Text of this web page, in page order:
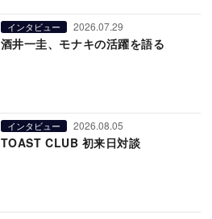
インタビュー 2026.07.29
酒井一圭、モナキの活躍を語る
インタビュー 2026.08.05
TOAST CLUB 初来日対談